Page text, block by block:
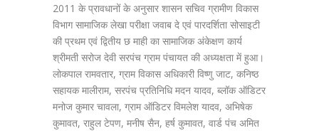
2011 के प्रावधानों के अनुसार शासन सचिव ग्रामीण विकास
विभाग सामाजिक लेखा परीक्षा जवाब दे एवं पारदर्शिता सोसाइटी
की प्रथम एवं द्वितीय छ माही का सामाजिक अंकेक्षण कार्य
श्रीमती सरोज देवी सरपंच ग्राम पंचायत की अध्यक्षता में हुआ।
लोकपाल रामवतार, ग्राम विकास अधिकारी विष्णु जाट, कनिष्ठ
सहायक मालीराम, सरपंच प्रतिनिधि मदन यादव, ब्लॉक ऑडिटर
मनोज कुमार चावला, ग्राम ऑडिटर विमलेश यादव, अभिषेक
कुमावत, राहुल टेपण, मनीष सैन, हर्ष कुमावत, वार्ड पंच अमित